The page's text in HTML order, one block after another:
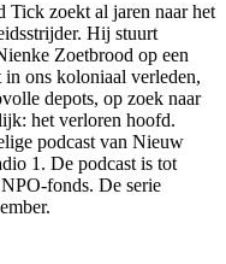
Tick zoekt al jaren naar het
Hij stuurt
Zoetbrood op een
ons koloniaal verleden,
depots, op zoek naar
het verloren hoofd.
podcast van Nieuw
1. De podcast is tot
fonds. De serie